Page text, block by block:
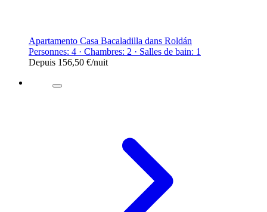
Apartamento Casa Bacaladilla dans Roldán
Personnes: 4 · Chambres: 2 · Salles de bain: 1
Depuis 156,50 €/nuit